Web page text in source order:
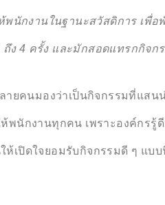
พนักงานในฐานะสวัสดิการ เ
ง 4 ครั้ง และมักสอดแทรกกิจก
ยคนมองว่าเป็นกิจกรรมที่แสน
พนักงานทุกคน เพราะองค์ก
ห้เปิดใจยอมรับกิจกรรมดี ๆ แบ